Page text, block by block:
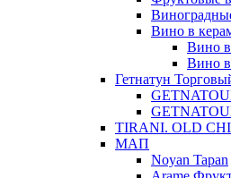
Вино в
Вино
Вино
Гетнатун
TIRANI. OLD
МАП
Noyan Tapan